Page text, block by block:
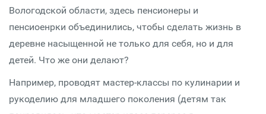
Вологодской области, здесь пенсионеры и
пенсиоенрки объединились, чтобы сделать жизнь в
деревне насыщенной не только для себя, но и для
детей. Что же они делают?
Например, проводят мастер-классы по кулинарии и
рукоделию для младшего поколения (детям так